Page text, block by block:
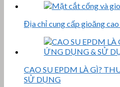
Địa chỉ cung cấp gioăng
CAO SU EPDM LÀ GÌ?
SỬ DỤNG